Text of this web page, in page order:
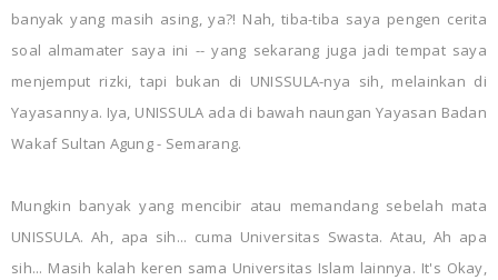
banyak yang masih asing, ya?! Nah, tiba-tiba saya pengen cerita
soal almamater saya ini -- yang sekarang juga jadi tempat saya
menjemput rizki, tapi bukan di UNISSULA-nya sih, melainkan di
Yayasannya. Iya, UNISSULA ada di bawah naungan Yayasan Badan
Wakaf Sultan Agung - Semarang.
Mungkin banyak yang mencibir atau memandang sebelah mata
UNISSULA. Ah, apa sih... cuma Universitas Swasta. Atau, Ah apa
sih... Masih kalah keren sama Universitas Islam lainnya. It's Okay,